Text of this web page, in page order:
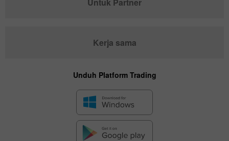
Untuk Partner
Kerja sama
Unduh Platform Trading